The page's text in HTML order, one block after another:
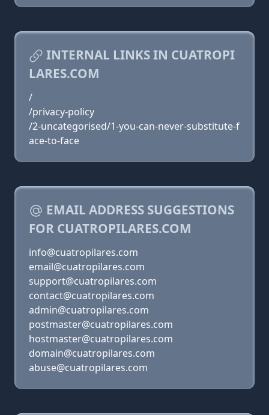
INTERNAL LINKS IN CUATROPI
LARES.COM
/
/privacy-policy
/2-uncategorised/1-you-can-never-substitute-f
ace-to-face
EMAIL ADDRESS SUGGESTIONS
FOR CUATROPILARES.COM
info@cuatropilares.com
email@cuatropilares.com
support@cuatropilares.com
contact@cuatropilares.com
admin@cuatropilares.com
postmaster@cuatropilares.com
hostmaster@cuatropilares.com
domain@cuatropilares.com
abuse@cuatropilares.com